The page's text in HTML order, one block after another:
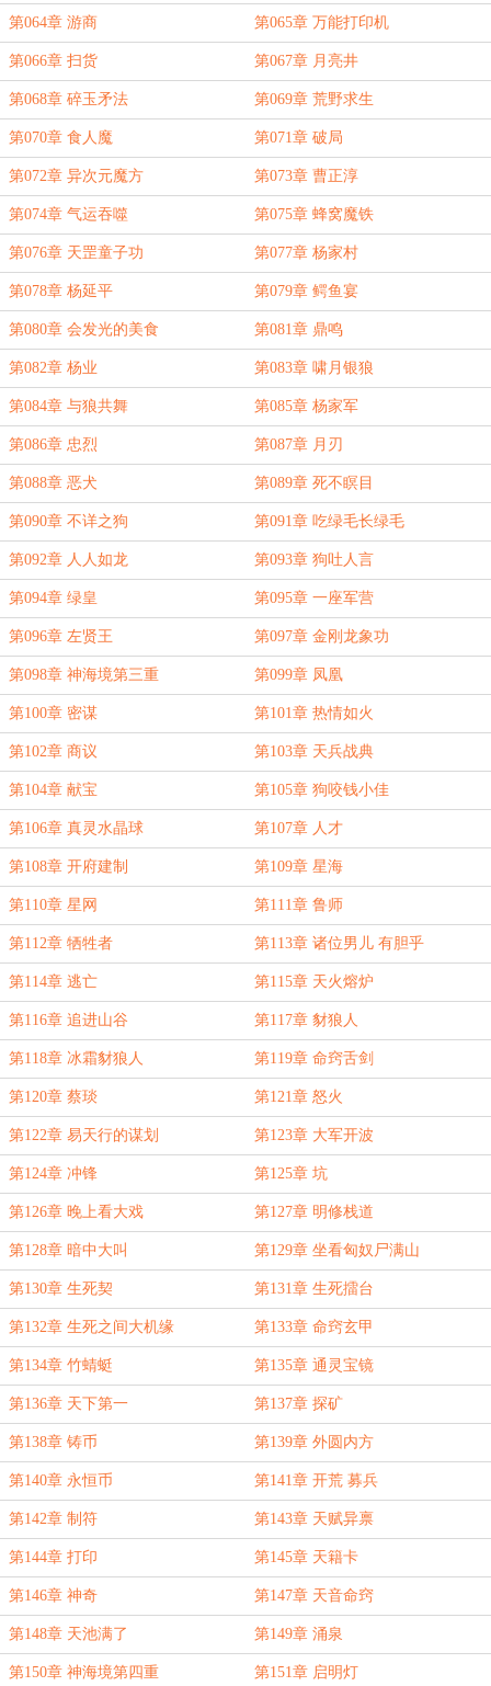
第064章 游商 第065章 万能打印机
第066章 扫货 第067章 月亮井
第068章 碎玉矛法 第069章 荒野求生
第070章 食人魔 第071章 破局
第072章 异次元魔方 第073章 曹正淳
第074章 气运吞噬 第075章 蜂窝魔铁
第076章 天罡童子功 第077章 杨家村
第078章 杨延平 第079章 鳄鱼宴
第080章 会发光的美食 第081章 鼎鸣
第082章 杨业 第083章 啸月银狼
第084章 与狼共舞 第085章 杨家军
第086章 忠烈 第087章 月刃
第088章 恶犬 第089章 死不瞑目
第090章 不详之狗 第091章 吃绿毛长绿毛
第092章 人人如龙 第093章 狗吐人言
第094章 绿皇 第095章 一座军营
第096章 左贤王 第097章 金刚龙象功
第098章 神海境第三重 第099章 凤凰
第100章 密谋 第101章 热情如火
第102章 商议 第103章 天兵战典
第104章 献宝 第105章 狗咬钱小佳
第106章 真灵水晶球 第107章 人才
第108章 开府建制 第109章 星海
第110章 星网 第111章 鲁师
第112章 牺牲者 第113章 诸位男儿 有胆乎
第114章 逃亡 第115章 天火熔炉
第116章 追进山谷 第117章 豺狼人
第118章 冰霜豺狼人 第119章 命窍舌剑
第120章 蔡琰 第121章 怒火
第122章 易天行的谋划 第123章 大军开波
第124章 冲锋 第125章 坑
第126章 晚上看大戏 第127章 明修栈道
第128章 暗中大叫 第129章 坐看匈奴尸满山
第130章 生死契 第131章 生死擂台
第132章 生死之间大机缘 第133章 命窍玄甲
第134章 竹蜻蜓 第135章 通灵宝镜
第136章 天下第一 第137章 探矿
第138章 铸币 第139章 外圆内方
第140章 永恒币 第141章 开荒 募兵
第142章 制符 第143章 天赋异禀
第144章 打印 第145章 天籍卡
第146章 神奇 第147章 天音命窍
第148章 天池满了 第149章 涌泉
第150章 神海境第四重 第151章 启明灯